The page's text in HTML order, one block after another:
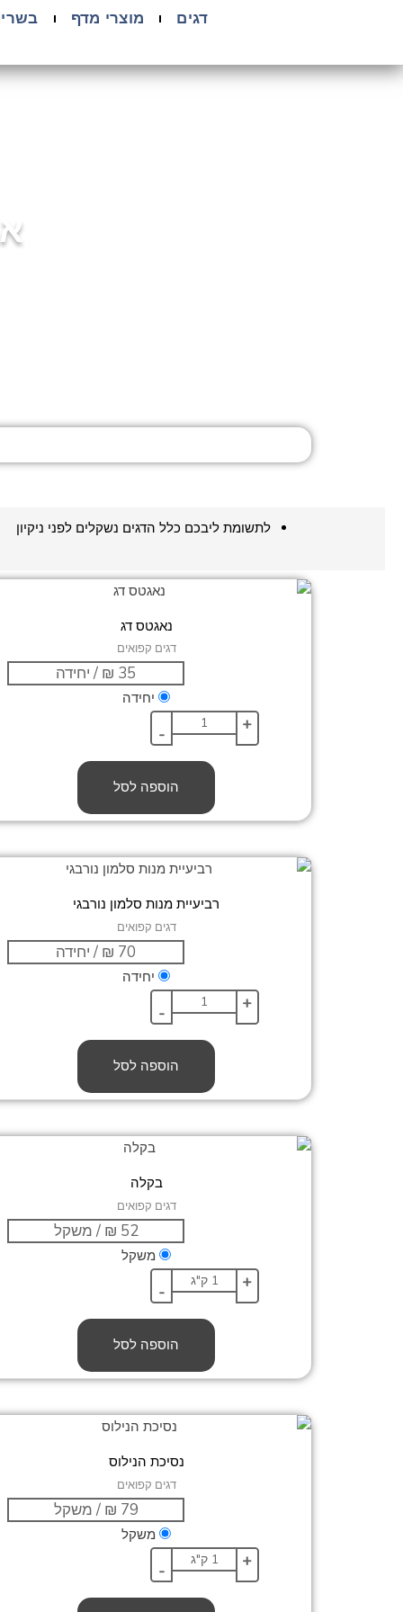
דגים מוצרי מדף
לתשומת ליבכם כלל הדגים נשקלים לפני ניקיון
נאגטס דג
דגים קפואים
יחידה
+
-
הוספה לסל
רביעיית מנות סלמון נורבגי
דגים קפואים
יחידה
+
-
הוספה לסל
בקלה
דגים קפואים
משקל
+
-
הוספה לסל
נסיכת הנילוס
דגים קפואים
משקל
+
-